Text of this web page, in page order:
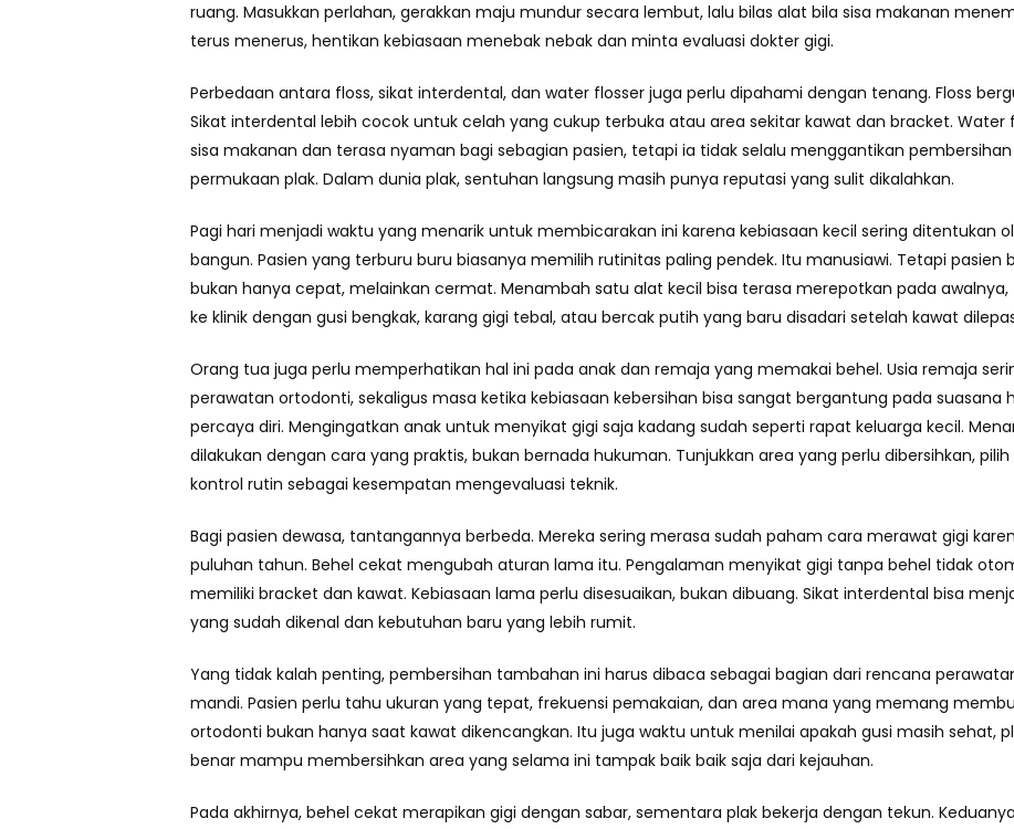
ruang. Masukkan perlahan, gerakkan maju mundur secara lembut, lalu bilas alat bila sisa makanan
terus menerus, hentikan kebiasaan menebak nebak dan minta evaluasi dokter gigi.
Perbedaan antara floss, sikat interdental, dan water flosser juga perlu dipahami dengan tenang. Floss
Sikat interdental lebih cocok untuk celah yang cukup terbuka atau area sekitar kawat dan bracket.
sisa makanan dan terasa nyaman bagi sebagian pasien, tetapi ia tidak selalu menggantikan
permukaan plak. Dalam dunia plak, sentuhan langsung masih punya reputasi yang sulit dikalahkan.
Pagi hari menjadi waktu yang menarik untuk membicarakan ini karena kebiasaan kecil sering ditentukan
bangun. Pasien yang terburu buru biasanya memilih rutinitas paling pendek. Itu manusiawi. Tetapi
bukan hanya cepat, melainkan cermat. Menambah satu alat kecil bisa terasa merepotkan pada
ke klinik dengan gusi bengkak, karang gigi tebal, atau bercak putih yang baru disadari setelah kawat
Orang tua juga perlu memperhatikan hal ini pada anak dan remaja yang memakai behel. Usia remaja
perawatan ortodonti, sekaligus masa ketika kebiasaan kebersihan bisa sangat bergantung pada suasana
percaya diri. Mengingatkan anak untuk menyikat gigi saja kadang sudah seperti rapat keluarga kecil.
dilakukan dengan cara yang praktis, bukan bernada hukuman. Tunjukkan area yang perlu dibersihkan,
kontrol rutin sebagai kesempatan mengevaluasi teknik.
Bagi pasien dewasa, tantangannya berbeda. Mereka sering merasa sudah paham cara merawat gigi
puluhan tahun. Behel cekat mengubah aturan lama itu. Pengalaman menyikat gigi tanpa behel tidak
memiliki bracket dan kawat. Kebiasaan lama perlu disesuaikan, bukan dibuang. Sikat interdental bisa
yang sudah dikenal dan kebutuhan baru yang lebih rumit.
Yang tidak kalah penting, pembersihan tambahan ini harus dibaca sebagai bagian dari rencana
mandi. Pasien perlu tahu ukuran yang tepat, frekuensi pemakaian, dan area mana yang memang
ortodonti bukan hanya saat kawat dikencangkan. Itu juga waktu untuk menilai apakah gusi masih sehat,
benar mampu membersihkan area yang selama ini tampak baik baik saja dari kejauhan.
Pada akhirnya, behel cekat merapikan gigi dengan sabar, sementara plak bekerja dengan tekun.